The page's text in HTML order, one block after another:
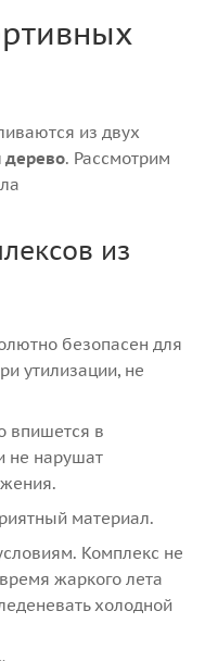
из двух
дерево. Рассмотрим
из
безопасен для
утилизации, не
впишется в
не нарушат
материал.
Комплекс не
жаркого лета
холодной